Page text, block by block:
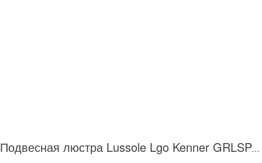
Подвесная люстра Lussole Lgo Kenner GRLSP-8268